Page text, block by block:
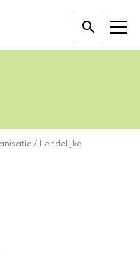
Zoek
naar:

/ Landelijke